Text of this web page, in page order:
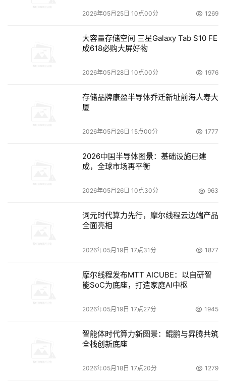
2026年05月25日 10点00分 1269
大容量存储空间 三星Galaxy Tab S10 FE
成618必购大屏好物
2026年05月28日 10点00分 1976
存储品牌康盈半导体乔迁新址前海人寿大
厦
2026年05月26日 15点00分 1777
2026中国半导体图景：基础设施已建
成，全球市场再平衡
2026年05月26日 10点30分 963
词元时代算力先行，摩尔线程云边端产品
全面亮相
2026年05月19日 17点31分 1877
摩尔线程发布MTT AICUBE：以自研智
能SoC为底座，打造家庭AI中枢
2026年05月19日 17点27分 1945
智能体时代算力新图景：鲲鹏与昇腾共筑
全栈创新底座
2026年05月18日 17点20分 1279